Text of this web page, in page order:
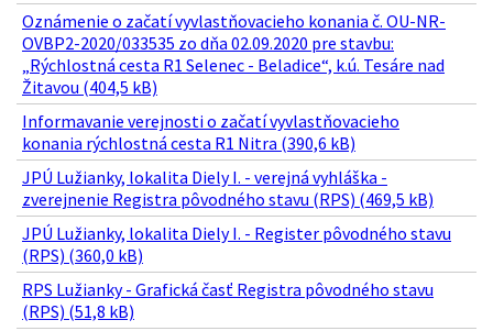
Oznámenie o začatí vyvlastňovacieho konania č. OU-NR-
OVBP2-2020/033535 zo dňa 02.09.2020 pre stavbu:
„Rýchlostná cesta R1 Selenec - Beladice“, k.ú. Tesáre nad
Žitavou (404,5 kB)
Informavanie verejnosti o začatí vyvlastňovacieho
konania rýchlostná cesta R1 Nitra (390,6 kB)
JPÚ Lužianky, lokalita Diely I. - verejná vyhláška -
zverejnenie Registra pôvodného stavu (RPS) (469,5 kB)
JPÚ Lužianky, lokalita Diely I. - Register pôvodného stavu
(RPS) (360,0 kB)
RPS Lužianky - Grafická časť Registra pôvodného stavu
(RPS) (51,8 kB)